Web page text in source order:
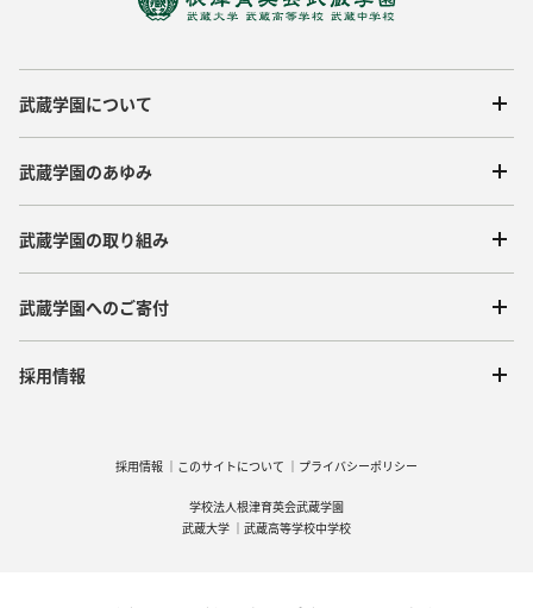
武蔵学園について
武蔵学園のあゆみ
武蔵学園の取り組み
武蔵学園へのご寄付
採用情報
採用情報 このサイトについて プライバシーポリシー
学校法人根津育英会武蔵学園
武蔵大学
武蔵高等学校中学校